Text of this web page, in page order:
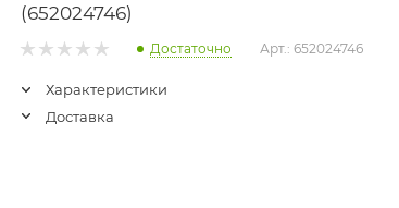
(652024746)
Достаточно Арт.: 652024746
Характеристики
Доставка